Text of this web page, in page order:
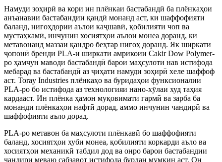
Намуди зоҳирӣ ва кори ин плёнкаи бастабандӣ ба плёнкаҳои
анъанавии бастабандии қандӣ монанд аст, ки шаффофияти
баланд, нигоҳдории аълои каҷшавӣ, қобилияти чоп ва
мустаҳкамӣ, инчунин хосиятҳои аълои монеа доранд, ки
метавонанд маззаи қандро беҳтар нигоҳ доранд. Як ширкати
ҷопонӣ бренди PLA-и ширкати амрикоии Cakir Dow Polymer-
ро ҳамчун маводи бастабандӣ барои маҳсулоти нав истифода
мебарад ва бастабандӣ аз ҷиҳати намуди зоҳирӣ хеле шаффоф
аст. Toray Industries плёнкаҳо ва буридаҳои функсионалии
PLA-ро бо истифода аз технологияи нано-хӯлаи худ таҳия
кардааст. Ин плёнка ҳамон муқовимати гармӣ ва зарба ба
монанди плёнкаҳои нафтӣ дорад, аммо инчунин чандирӣ ва
шаффофияти аъло дорад.
PLA-ро метавон ба маҳсулоти плёнкавӣ бо шаффофияти
баланд, хосиятҳои хуби монеа, қобилияти коркарди аъло ва
хосиятҳои механикӣ табдил дод ва онро барои бастабандии
чандири меваю сабзавот истифода бурдан мумкин аст. Он